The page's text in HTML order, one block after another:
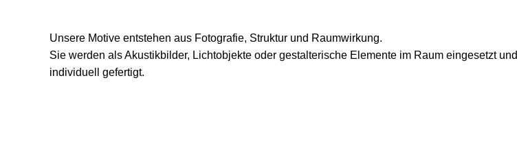
Unsere Motive entstehen aus Fotografie, Struktur und Raumwirkung.
Sie werden als Akustikbilder, Lichtobjekte oder gestalterische Elemente im Raum eingesetzt und
individuell gefertigt.